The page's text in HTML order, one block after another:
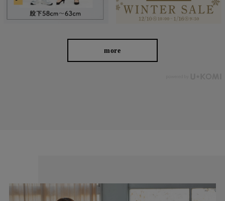
を作り続けてきました。
more